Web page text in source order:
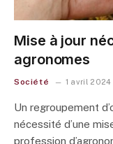
Mise à jour
agronomes
Société 1 avril 2024
Un regroupement
nécessité d’une
profession